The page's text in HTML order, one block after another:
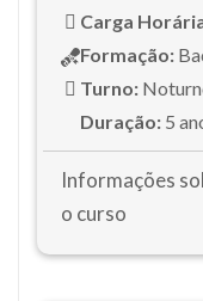
Carga
Formação:
Turno:
Duração: 5
Informações
o curso